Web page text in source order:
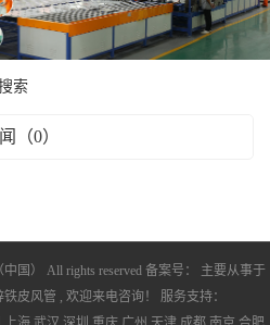
索
（0）
国） All rights reserved 备案号： 主要从事于
铁皮风管 , 欢迎来电咨询！ 服务支持：